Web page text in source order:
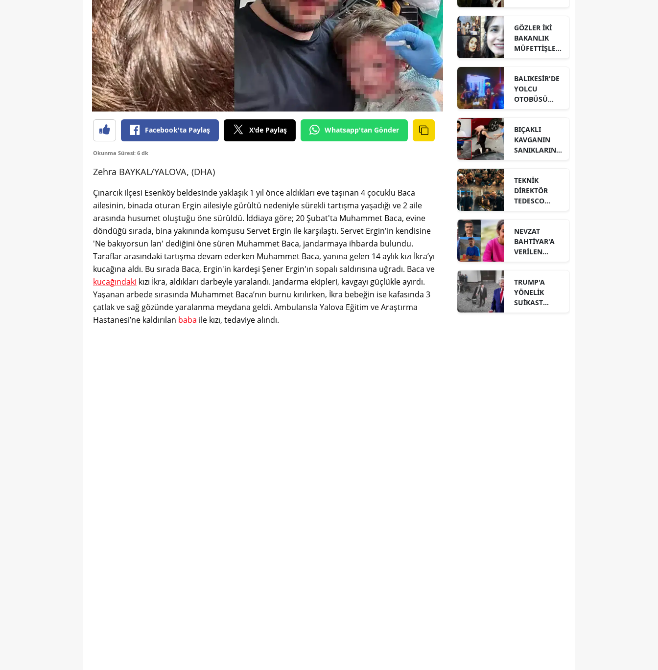
Facebook'ta Paylaş X'de Paylaş Whatsapp'tan Gönder
Okunma Süresi: 6 dk
Zehra BAYKAL/YALOVA, (DHA)
Çınarcık ilçesi Esenköy beldesinde yaklaşık 1 yıl önce aldıkları eve taşınan 4 çocuklu Baca
ailesinin, binada oturan Ergin ailesiyle gürültü nedeniyle sürekli tartışma yaşadığı ve 2 aile
arasında husumet oluştuğu öne sürüldü. İddiaya göre; 20 Şubat'ta Muhammet Baca, evine
döndüğü sırada, bina yakınında komşusu Servet Ergin ile karşılaştı. Servet Ergin'in kendisine
'Ne bakıyorsun lan' dediğini öne süren Muhammet Baca, jandarmaya ihbarda bulundu.
Taraflar arasındaki tartışma devam ederken Muhammet Baca, yanına gelen 14 aylık kızı İkra’yı
kucağına aldı. Bu sırada Baca, Ergin'in kardeşi Şener Ergin'ın sopalı saldırısına uğradı. Baca ve
kucağındaki kızı İkra, aldıkları darbeyle yaralandı. Jandarma ekipleri, kavgayı güçlükle ayırdı.
Yaşanan arbede sırasında Muhammet Baca’nın burnu kırılırken, İkra bebeğin ise kafasında 3
çatlak ve sağ gözünde yaralanma meydana geldi. Ambulansla Yalova Eğitim ve Araştırma
Hastanesi’ne kaldırılan baba ile kızı, tedaviye alındı.
İÇİN NE DEDİ?
GÖZLER İKİ
BAKANLIK
MÜFETTİŞLERİ
RAPORDA!
BALIKESİR'DE
YOLCU
OTOBÜSÜ
YARALI VAR!
BIÇAKLI
KAVGANIN
SANIKLARININ
TEKNİK
DİREKTÖR
TEDESCO
UĞURLANDI!
NEVZAT
BAHTİYAR'A
VERİLEN
AÇIKLANDI!
TRUMP'A
YÖNELİK
SUİKAST